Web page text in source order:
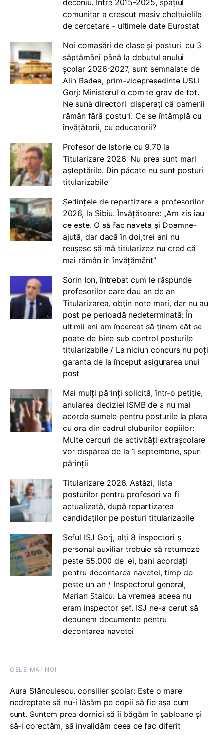
deceniu. Între 2015-2025, spațiul
comunitar a crescut masiv cheltuielile
de cercetare - ultimele date Eurostat
Noi comasări de clase și posturi, cu 3
săptămâni până la debutul anului
școlar 2026-2027, sunt semnalate de
Alin Badea, prim-vicepreședinte USLI
Gorj: Ministerul o comite grav de tot.
Ne sună directorii disperați că oamenii
rămân fără posturi. Ce se întâmplă cu
învățătorii, cu educatorii?
Profesor de Istorie cu 9.70 la
Titularizare 2026: Nu prea sunt mari
așteptările. Din păcate nu sunt posturi
titularizabile
Ședințele de repartizare a profesorilor
2026, la Sibiu. Învățătoare: „Am zis iau
ce este. O să fac naveta și Doamne-
ajută, dar dacă în doi,trei ani nu
reușesc să mă titularizez nu cred că
mai rămân în învățământ”
Sorin Ion, întrebat cum le răspunde
profesorilor care dau an de an
Titularizarea, obțin note mari, dar nu au
post pe perioadă nedeterminată: În
ultimii ani am încercat să ținem cât se
poate de bine sub control posturile
titularizabile / La niciun concurs nu poți
garanta de la început asigurarea unui
post
Mai mulți părinți solicită, într-o petiție,
anularea deciziei ISMB de a nu mai
acorda sumele pentru posturile la plata
cu ora din cadrul cluburilor copiilor:
Multe cercuri de activități extrașcolare
vor dispărea de la 1 septembrie, spun
părinții
Titularizare 2026. Astăzi, lista
posturilor pentru profesori va fi
actualizată, după repartizarea
candidaților pe posturi titularizabile
Șeful ISJ Gorj, alți 8 inspectori și
personal auxiliar trebuie să returneze
peste 55.000 de lei, bani acordați
pentru decontarea navetei, timp de
peste un an / Inspectorul general,
Marian Staicu: La vremea aceea nu
eram inspector șef. ISJ ne-a cerut să
depunem documente pentru
decontarea navetei
CELE MAI NOI
Aura Stănculescu, consilier școlar: Este o mare
nedreptate să nu-i lăsăm pe copii să fie așa cum
sunt. Suntem prea dornici să îi băgăm în șabloane și
să-i corectăm, să invalidăm ceea ce fac diferit